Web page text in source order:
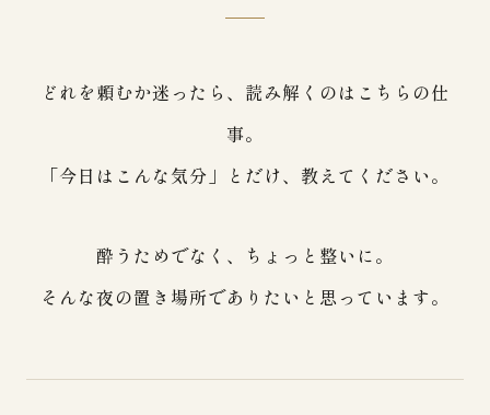
どれを頼むか迷ったら、読み解くのはこちらの仕
事。
「今日はこんな気分」とだけ、教えてください。
酔うためでなく、ちょっと整いに。
そんな夜の置き場所でありたいと思っています。